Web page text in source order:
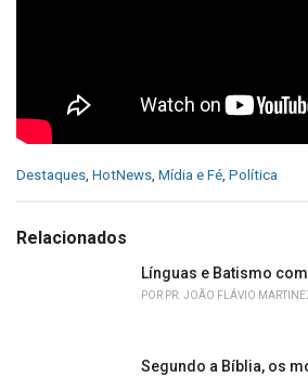
C
e
Destaques, HotNews, Mídia e Fé, Política
Relacionados
Línguas e Batismo
POR PR. JOÃO FLÁVIO
Segundo a Bíblia, os